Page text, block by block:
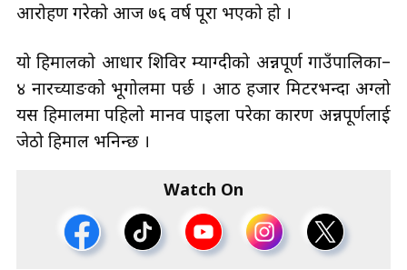
आरोहण गरेको आज ७६ वर्ष पूरा भएको हो ।
यो हिमालको आधार शिविर म्याग्दीको अन्नपूर्ण गाउँपालिका–
४ नारच्याङको भूगोलमा पर्छ । आठ हजार मिटरभन्दा अग्लो
यस हिमालमा पहिलो मानव पाइला परेका कारण अन्नपूर्णलाई
जेठो हिमाल भनिन्छ ।
Watch On